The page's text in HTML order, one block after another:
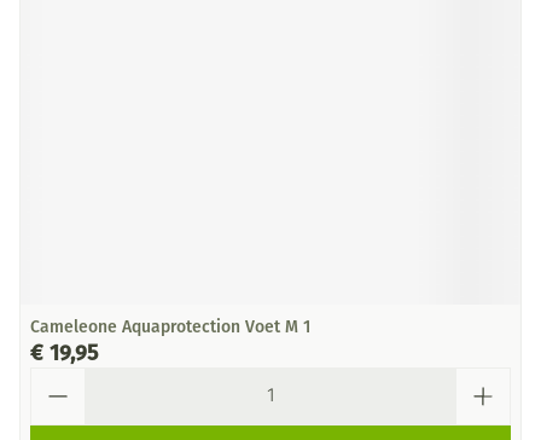
Cameleone Aquaprotection Voet M 1
€ 19,95